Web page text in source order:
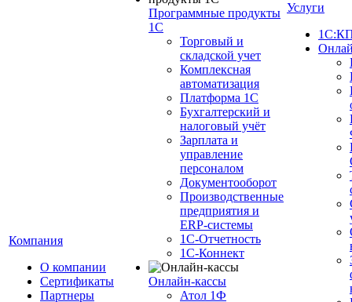
Компания
О компании
Сертификаты
Партнеры
Программные продукты
1С
Торговый и
складской учет
Комплексная
автоматизация
Платформа 1С
Бухгалтерский и
налоговый учёт
Зарплата и
управление
персоналом
Документооборот
Производственные
предприятия и
ERP-системы
1С-Отчетность
1С-Коннект
Онлайн-кассы
Атол 1Ф
Услуги